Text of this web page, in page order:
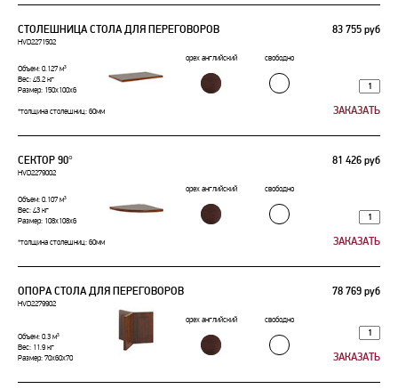
СТОЛЕШНИЦА СТОЛА ДЛЯ ПЕРЕГОВОРОВ 83 755 руб
HVD2271502
орех английский
свободно
Объем: 0.127 м³
Вес: 45.2 кг
Размер: 150x100x6
*толщина столешниц: 60мм
СЕКТОР 90° 81 426 руб
HVD2279002
орех английский
свободно
Объем: 0.107 м³
Вес: 43 кг
Размер: 108x108x6
*толщина столешниц: 60мм
ОПОРА СТОЛА ДЛЯ ПЕРЕГОВОРОВ 78 769 руб
HVD2279902
орех английский
свободно
Объем: 0.3 м³
Вес: 11.9 кг
Размер: 70x60x70